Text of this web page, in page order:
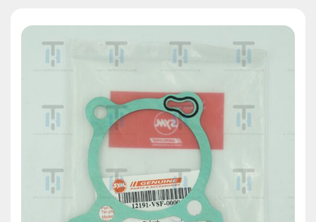
Không có sản phẩm nào trong giỏ hàng